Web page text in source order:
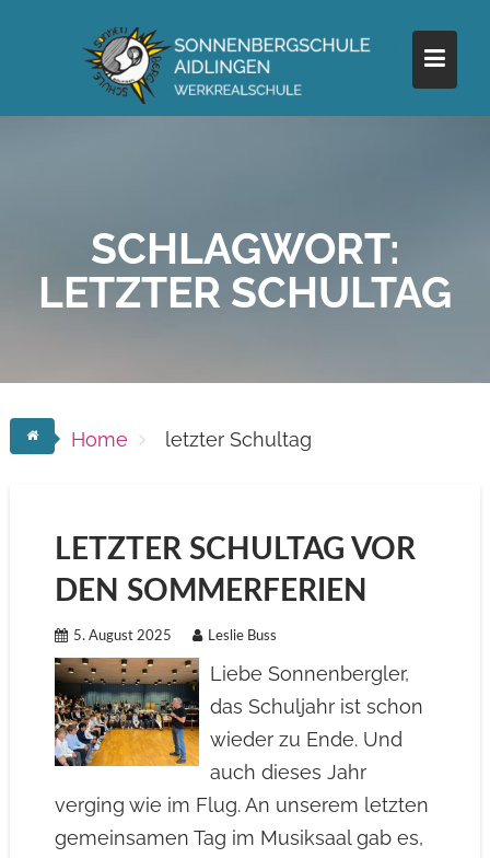
SCHLAGWORT:
LETZTER SCHULTAG
Home letzter Schultag
LETZTER SCHULTAG VOR
DEN SOMMERFERIEN
5. August 2025 Leslie Buss
Liebe Sonnenbergler,
das Schuljahr ist schon
wieder zu Ende. Und
auch dieses Jahr
verging wie im Flug. An unserem letzten
gemeinsamen Tag im Musiksaal gab es,